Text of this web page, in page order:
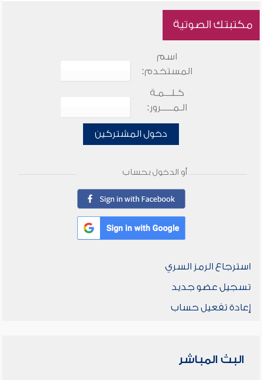
مكتبتك الصوتية
اسم
المستخدم:
كـلـــمـة
الـمـــــرور:
دخول المشتركين
أو الدخول بحساب
استرجاع الرمز السري
تسجيل عضو جديد
إعادة تفعيل حساب
البث المباشر